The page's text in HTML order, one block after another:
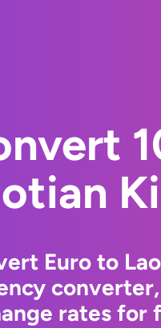
Euro to
rates for